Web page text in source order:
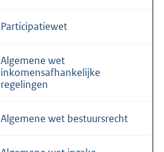
Participatiewet
Algemene wet
inkomensafhankelijke
regelingen
Algemene wet bestuursrecht